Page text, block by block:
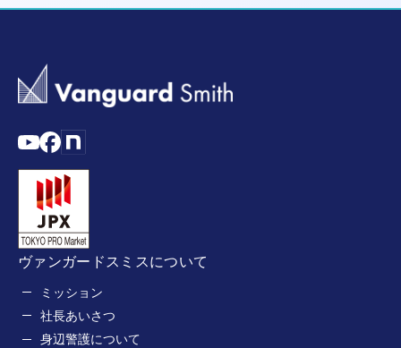
ヴァンガードスミスについて
ミッション
社長あいさつ
身辺警護について